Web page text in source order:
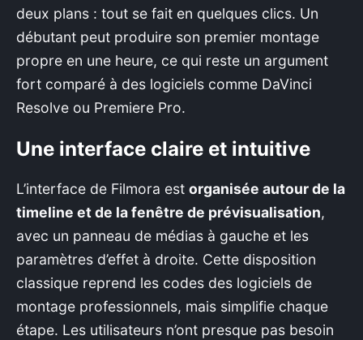
deux plans : tout se fait en quelques clics. Un
débutant peut produire son premier montage
propre en une heure, ce qui reste un argument
fort comparé à des logiciels comme DaVinci
Resolve ou Premiere Pro.
Une interface claire et intuitive
L’interface de Filmora est organisée autour de la
timeline et de la fenêtre de prévisualisation,
avec un panneau de médias à gauche et les
paramètres d’effet à droite. Cette disposition
classique reprend les codes des logiciels de
montage professionnels, mais simplifie chaque
étape. Les utilisateurs n’ont presque pas besoin